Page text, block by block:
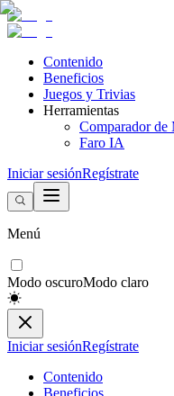
Contenido
Beneficios
Juegos y Trivias
Herramientas
Comparador de
Faro IA
Iniciar sesiónRegístrate
Menú
Modo oscuroModo claro
Iniciar sesiónRegístrate
Contenido
Beneficios